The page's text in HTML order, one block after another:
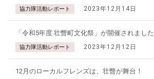
協力隊活動レポート 2023年12月14日
「令和5年度 壮瞥町文化祭」が開催されました
協力隊活動レポート 2023年12月12日
12月のローカルフレンズは、壮瞥が舞台！